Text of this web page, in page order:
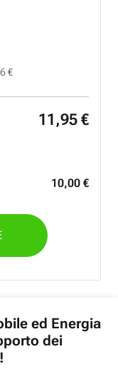
€
11 ,95 €
10,00 €
ed Energia
dei